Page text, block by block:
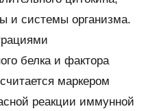
и системы организма.
белка и фактора
маркером
реакции иммунной